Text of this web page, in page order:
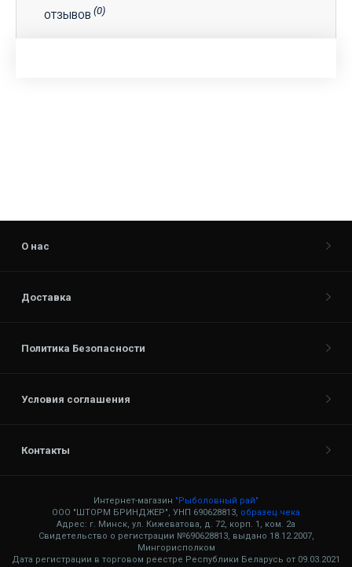
ОТЗЫВОВ (0)
О нас
Доставка
Политика Безопасности
Условия соглашения
Контакты
Интернет-магазин "Рыболовный рай"
ООО "ШТОРМ БРИНДЖЕР", УНП 690628813, образец чека
Адрес: г. Минск, ул. Кижеватова, д. 72, корп. 1, ком. 2а
Свидетельство о регистрации №690628813, выдано 18.12.2007,
Мингорисполком
Дата регистрации в торговом реестре Республики Беларусь от 09.03.2021